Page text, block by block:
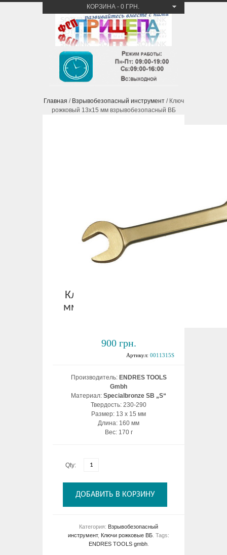
КОРЗИНА - 0 ГРН.
Главная / Взрывобезопасный инструмент/ Ключ
рожковый 13х15 мм взрывобезопасный ВБ
Ключ рожковый 13х15
мм взрывобезопасный
900 грн.
Артикул: 0011315S
Производитель: ENDRES TOOLS
Gmbh
Материал: Specialbronze SB „S“
Твердость: 230-290
Размер: 13 х 15 мм
Длина: 160 мм
Вес: 170 г
Qty:
ДОБАВИТЬ В КОРЗИНУ
Категория: Взрывобезопасный
инструмент, Ключи рожковые ВБ Tags:
ENDRES TOOLS gmbh.